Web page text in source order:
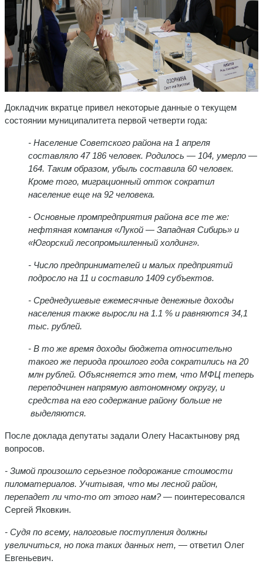
Докладчик вкратце привел некоторые данные о текущем
состоянии муниципалитета первой четверти года:
- Население Советского района на 1 апреля
составляло 47 186 человек. Родилось — 104, умерло —
164. Таким образом, убыль составила 60 человек.
Кроме того, миграционный отток сократил
население еще на 92 человека.
- Основные промпредприятия района все те же:
нефтяная компания «Лукой — Западная Сибирь» и
«Югорский лесопромышленный холдинг».
- Число предпринимателей и малых предприятий
подросло на 11 и составило 1409 субъектов.
- Среднедушевые ежемесячные денежные доходы
населения также выросли на 1.1 % и равняются 34,1
тыс. рублей.
- В то же время доходы бюджета относительно
такого же периода прошлого года сократились на 20
млн рублей. Объясняется это тем, что МФЦ теперь
переподчинен напрямую автономному округу, и
средства на его содержание району больше не
выделяются.
После доклада депутаты задали Олегу Насактынову ряд
вопросов.
- Зимой произошло серьезное подорожание стоимости
пиломатериалов. Учитывая, что мы лесной район,
перепадет ли что-то от этого нам? — поинтересовался
Сергей Яковкин.
- Судя по всему, налоговые поступления должны
увеличиться, но пока таких данных нет, — ответил Олег
Евгеньевич.